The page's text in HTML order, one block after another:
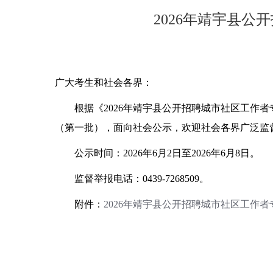
2026年靖宇县公
广大考生和社会各界：
根据《2026年靖宇县公开招聘城市社区工作
（第一批），面向社会公示，欢迎社会各界广泛监
公示时间： 2026年6月 2 日至2026年6月 8日。
监督举报电话： 0439-7268509。
附件： 2026年靖宇县公开招聘城市社区工作